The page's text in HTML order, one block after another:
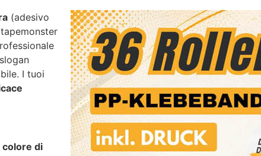
(adesivo
I tuoi
di